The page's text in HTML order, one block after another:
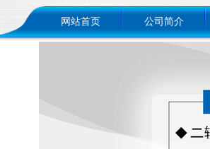
网站首页 公司简介